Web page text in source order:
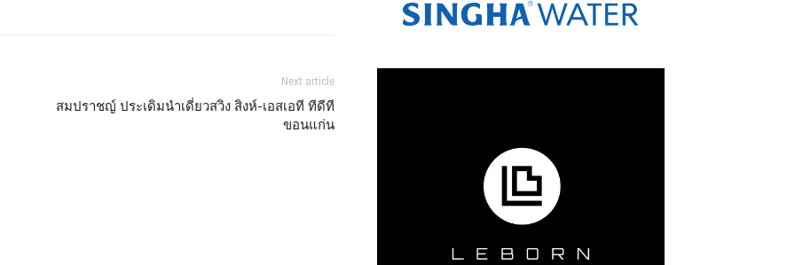
Next article
สมปราชญ์ ประเดิมนำเดี่ยวสวิง สิงห์-เอสเอที ทีดีที
ขอนแก่น